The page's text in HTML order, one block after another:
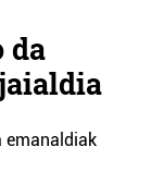
da
emanaldiak